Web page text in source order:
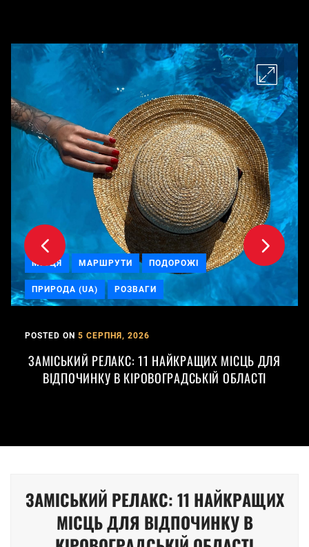
МІСЦЯ МАРШРУТИ ПОДОРОЖІ
ПРИРОДА (UA) РОЗВАГИ
POSTED ON 5 СЕРПНЯ, 2026
ЗАМІСЬКИЙ РЕЛАКС: 11 НАЙКРАЩИХ МІСЦЬ ДЛЯ
ВІДПОЧИНКУ В КІРОВОГРАДСЬКІЙ ОБЛАСТІ
ЗАМІСЬКИЙ РЕЛАКС: 11 НАЙКРАЩИХ
МІСЦЬ ДЛЯ ВІДПОЧИНКУ В
pagination